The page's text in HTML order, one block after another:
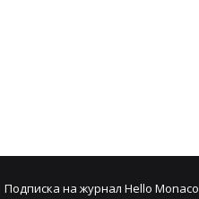
Подписка на журнал Hello Monaco